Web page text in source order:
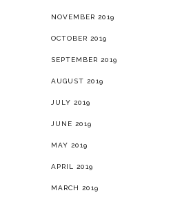
NOVEMBER 2019
OCTOBER 2019
SEPTEMBER 2019
AUGUST 2019
JULY 2019
JUNE 2019
MAY 2019
APRIL 2019
MARCH 2019